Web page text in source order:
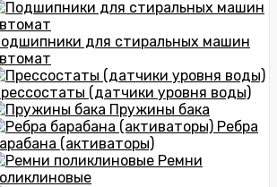
для стиральных машин
(датчики уровня воды)
Пружины бака
Ребра
(активаторы)
Ремни